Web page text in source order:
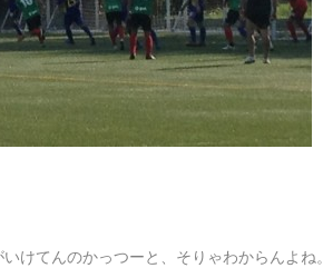
けてんのかっつーと、そりゃわからんよね。